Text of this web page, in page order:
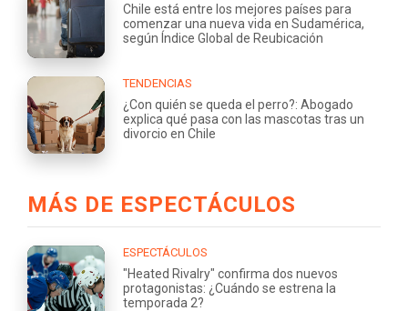
Chile está entre los mejores países para
comenzar una nueva vida en Sudamérica,
según Índice Global de Reubicación
TENDENCIAS
¿Con quién se queda el perro?: Abogado
explica qué pasa con las mascotas tras un
divorcio en Chile
MÁS DE ESPECTÁCULOS
ESPECTÁCULOS
"Heated Rivalry" confirma dos nuevos
protagonistas: ¿Cuándo se estrena la
temporada 2?